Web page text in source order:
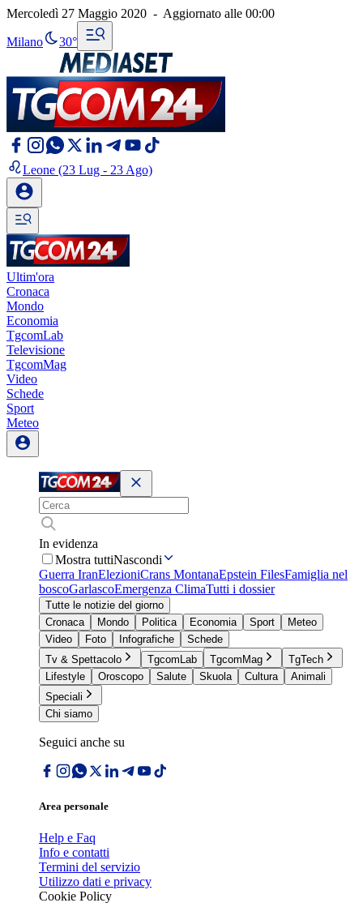
Mercoledì 27 Maggio 2020 - Aggiornato alle 00:00
Milano 30°
Leone (23 Lug - 23 Ago)
Ultim'ora
Cronaca
Mondo
Economia
TgcomLab
Televisione
TgcomMag
Video
Schede
Sport
Meteo
In evidenza
Mostra tuttiNascondi
Guerra IranElezioniCrans MontanaEpstein FilesFamiglia nel
boscoGarlascoEmergenza ClimaTutti i dossier
Tutte le notizie del giorno
Cronaca
Mondo Politica Economia Sport
Meteo
Video
Foto Infografiche
Schede
Tv & Spettacolo
TgcomLab TgcomMag
TgTech
Lifestyle
Oroscopo Salute Skuola Cultura
Animali
Speciali
Chi siamo
Seguici anche su
Area personale
Help e Faq
Info e contatti
Termini del servizio
Utilizzo dati e privacy
Cookie Policy